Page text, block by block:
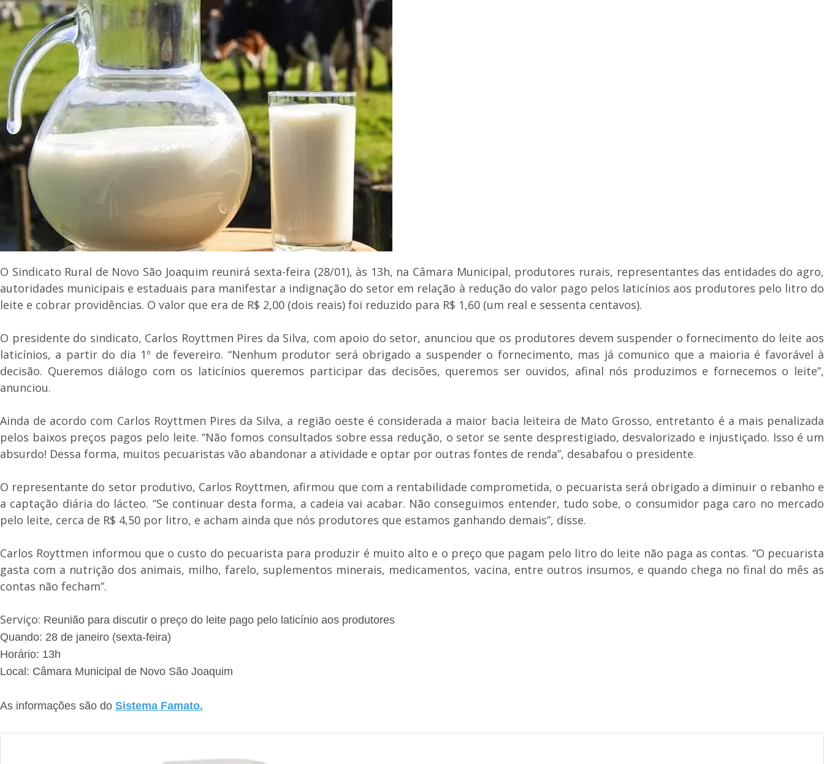
O Sindicato Rural de Novo São Joaquim reunirá sexta-feira (28/01), às 13h, na Câmara Municipal, produtores rurais, representantes das entidades do agro,
autoridades municipais e estaduais para manifestar a indignação do setor em relação à redução do valor pago pelos laticínios aos produtores pelo litro do
leite e cobrar providências. O valor que era de R$ 2,00 (dois reais) foi reduzido para R$ 1,60 (um real e sessenta centavos).
O presidente do sindicato, Carlos Royttmen Pires da Silva, com apoio do setor, anunciou que os produtores devem suspender o fornecimento do leite aos
laticínios, a partir do dia 1º de fevereiro. “Nenhum produtor será obrigado a suspender o fornecimento, mas já comunico que a maioria é favorável à
decisão. Queremos diálogo com os laticínios queremos participar das decisões, queremos ser ouvidos, afinal nós produzimos e fornecemos o leite”,
anunciou.
Ainda de acordo com Carlos Royttmen Pires da Silva, a região oeste é considerada a maior bacia leiteira de Mato Grosso, entretanto é a mais penalizada
pelos baixos preços pagos pelo leite. “Não fomos consultados sobre essa redução, o setor se sente desprestigiado, desvalorizado e injustiçado. Isso é um
absurdo! Dessa forma, muitos pecuaristas vão abandonar a atividade e optar por outras fontes de renda”, desabafou o presidente.
O representante do setor produtivo, Carlos Royttmen, afirmou que com a rentabilidade comprometida, o pecuarista será obrigado a diminuir o rebanho e
a captação diária do lácteo. “Se continuar desta forma, a cadeia vai acabar. Não conseguimos entender, tudo sobe, o consumidor paga caro no mercado
pelo leite, cerca de R$ 4,50 por litro, e acham ainda que nós produtores que estamos ganhando demais”, disse.
Carlos Royttmen informou que o custo do pecuarista para produzir é muito alto e o preço que pagam pelo litro do leite não paga as contas. “O pecuarista
gasta com a nutrição dos animais, milho, farelo, suplementos minerais, medicamentos, vacina, entre outros insumos, e quando chega no final do mês as
contas não fecham”.
Serviço: Reunião para discutir o preço do leite pago pelo laticínio aos produtores
Quando: 28 de janeiro (sexta-feira)
Horário: 13h
Local: Câmara Municipal de Novo São Joaquim
As informações são do Sistema Famato.